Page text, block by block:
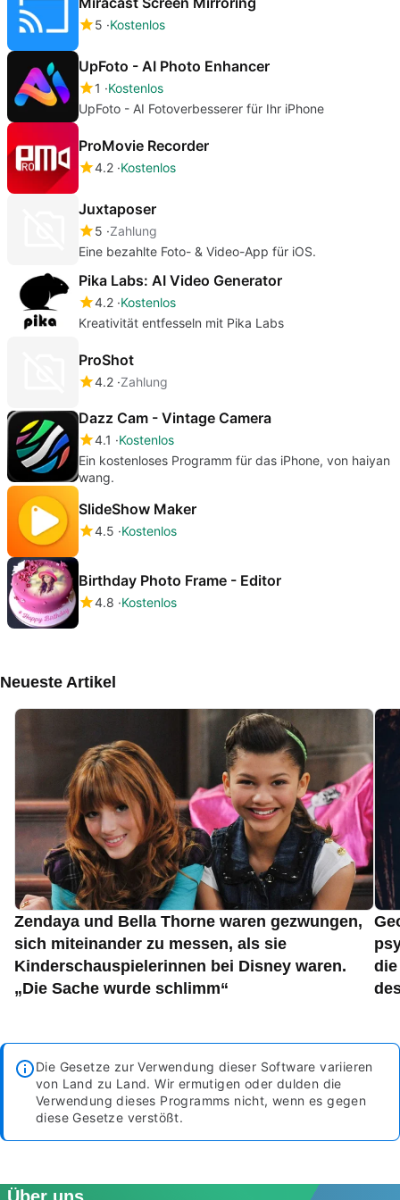
5 Kostenlos
UpFoto - AI Photo Enhancer
1
Kostenlos
UpFoto - AI Fotoverbesserer für Ihr iPhone
ProMovie Recorder
4.2 Kostenlos
Juxtaposer
5 Zahlung
Eine bezahlte Foto- & Video-App für iOS.
Pika Labs: AI Video Generator
4.2 Kostenlos
Kreativität entfesseln mit Pika Labs
ProShot
4.2 Zahlung
Dazz Cam - Vintage Camera
4.1
Kostenlos
Ein kostenloses Programm für das iPhone, von haiyan
wang.
SlideShow Maker
4.5 Kostenlos
Birthday Photo Frame - Editor
4.8 Kostenlos
Neueste Artikel
Zendaya und Bella Thorne waren gezwungen,
sich miteinander zu messen, als sie
Kinderschauspielerinnen bei Disney waren.
„Die Sache wurde schlimm“
Die Gesetze zur Verwendung dieser Software variieren
von Land zu Land. Wir ermutigen oder dulden die
Verwendung dieses Programms nicht, wenn es gegen
diese Gesetze verstößt.